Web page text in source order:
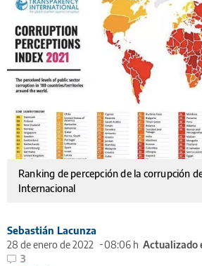
Ranking de percepción de la corrupción
Internacional
Sebastián Lacunza
28 de enero de 2022
08:06 h Actualizado
3